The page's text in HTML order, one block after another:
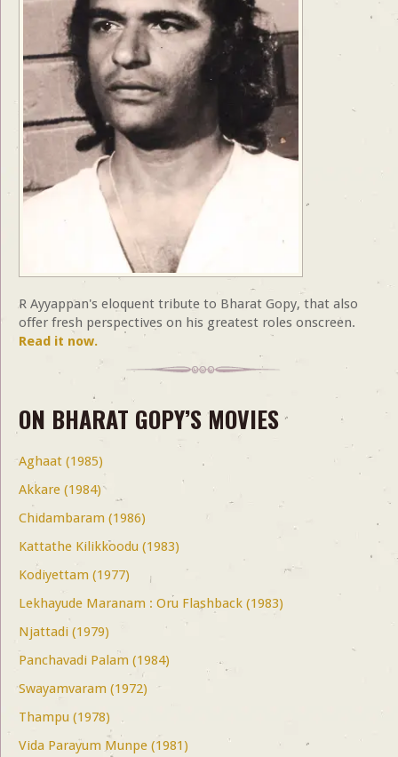
R Ayyappan's eloquent tribute to Bharat Gopy, that also
offer fresh perspectives on his greatest roles onscreen.
Read it now.
ON BHARAT GOPY’S MOVIES
Aghaat (1985)
Akkare (1984)
Chidambaram (1986)
Kattathe Kilikkoodu (1983)
Kodiyettam (1977)
Lekhayude Maranam : Oru Flashback (1983)
Njattadi (1979)
Panchavadi Palam (1984)
Swayamvaram (1972)
Thampu (1978)
Vida Parayum Munpe (1981)